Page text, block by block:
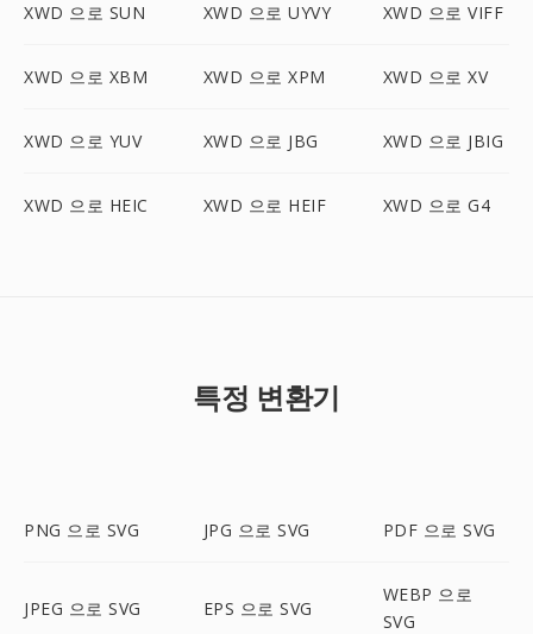
XWD 으로 SUN XWD 으로 UYVY XWD 으로 VIFF
XWD 으로 XBM XWD 으로 XPM XWD 으로 XV
XWD 으로 YUV XWD 으로 JBG XWD 으로 JBIG
XWD 으로 HEIC XWD 으로 HEIF XWD 으로 G4
특정 변환기
PNG 으로 SVG JPG 으로 SVG PDF 으로 SVG
JPEG 으로 SVG EPS 으로 SVG
WEBP 으로
SVG